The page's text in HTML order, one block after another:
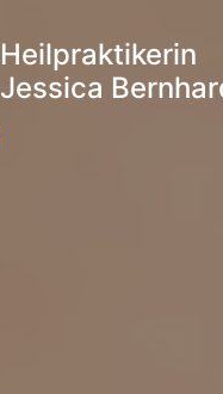
Heilpraktikerin
Jessica